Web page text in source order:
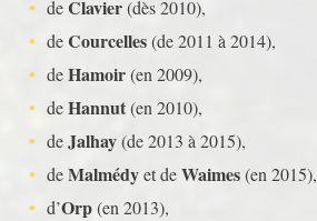
deClavier(dès 2010),
deCourcelles(de 2011 à 2014),
deHamoir(en 2009),
deHannut(en 2010),
deJalhay(de 2013 à 2015),
deMalmédyet deWaimes(en 2015),
d’Orp(en 2013),